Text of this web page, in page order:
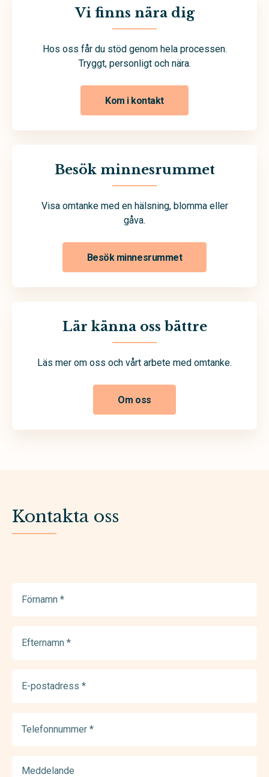
Vi finns nära dig
Hos oss får du stöd genom hela processen.
Tryggt, personligt och nära.
Kom i kontakt
Besök minnesrummet
Visa omtanke med en hälsning, blomma eller
gåva.
Besök minnesrummet
Lär känna oss bättre
Läs mer om oss och vårt arbete med omtanke.
Om oss
Kontakta oss
(Required)
(Required)
postadress
(Required)